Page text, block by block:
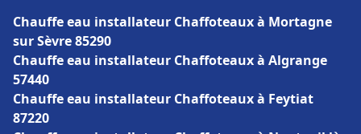
Chauffe eau installateur Chaffoteaux à Mortagne
sur Sèvre 85290
Chauffe eau installateur Chaffoteaux à Algrange
57440
Chauffe eau installateur Chaffoteaux à Feytiat
87220